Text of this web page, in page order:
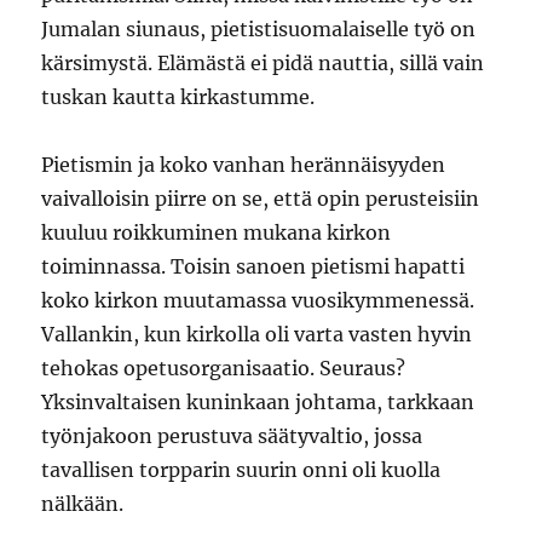
Jumalan siunaus, pietistisuomalaiselle työ on
kärsimystä. Elämästä ei pidä nauttia, sillä vain
tuskan kautta kirkastumme.
Pietismin ja koko vanhan herännäisyyden
vaivalloisin piirre on se, että opin perusteisiin
kuuluu roikkuminen mukana kirkon
toiminnassa. Toisin sanoen pietismi hapatti
koko kirkon muutamassa vuosikymmenessä.
Vallankin, kun kirkolla oli varta vasten hyvin
tehokas opetusorganisaatio. Seuraus?
Yksinvaltaisen kuninkaan johtama, tarkkaan
työnjakoon perustuva säätyvaltio, jossa
tavallisen torpparin suurin onni oli kuolla
nälkään.